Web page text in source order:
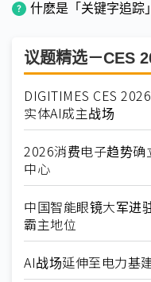
什麽是「关键字追踪」
议题精选－CES
DIGITIMES CES
实体AI成主战场
2026消费电子趋势
中心
中国智能眼镜大军
霸主地位
AI战场延伸至电力基